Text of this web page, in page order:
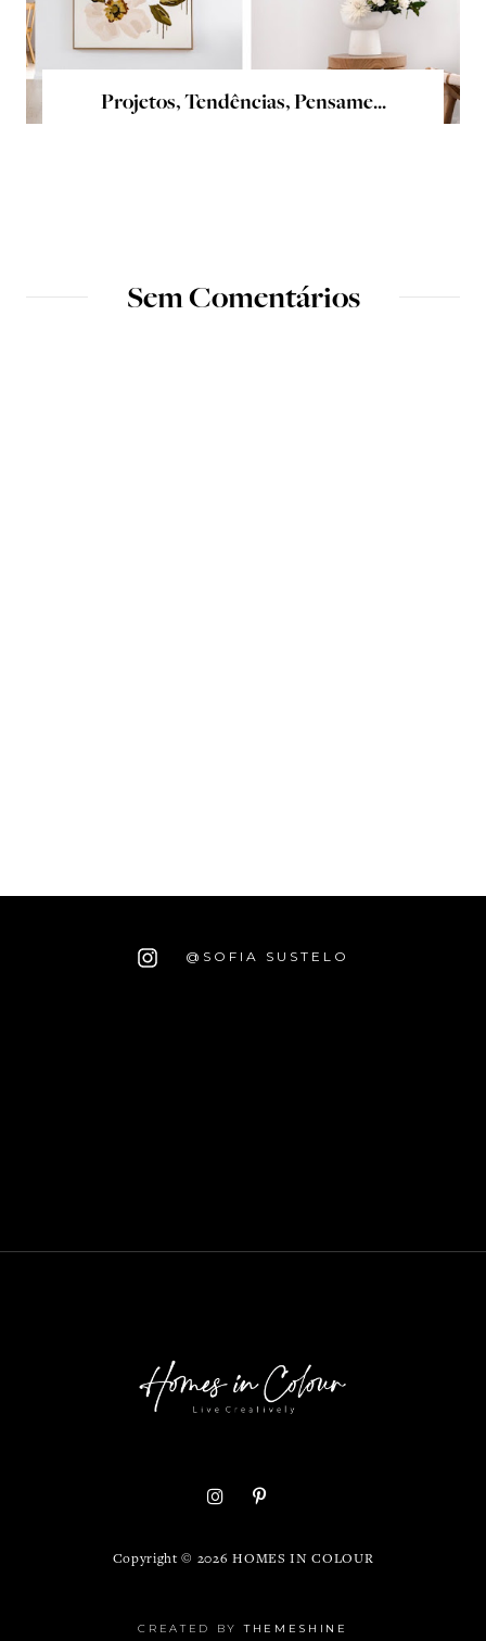
Projetos, Tendências, Pensame...
Sem Comentários
@SOFIA SUSTELO
Copyright © 2026HOMES IN COLOUR
CREATED BYTHEMESHINE